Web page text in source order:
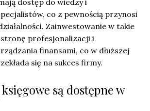
co z pewnością przynosi
Zainwestowanie w takie
stronę profesjonalizacji i
finansami, co w dłuższej
się na sukces firmy.
księgowe są dostępne w